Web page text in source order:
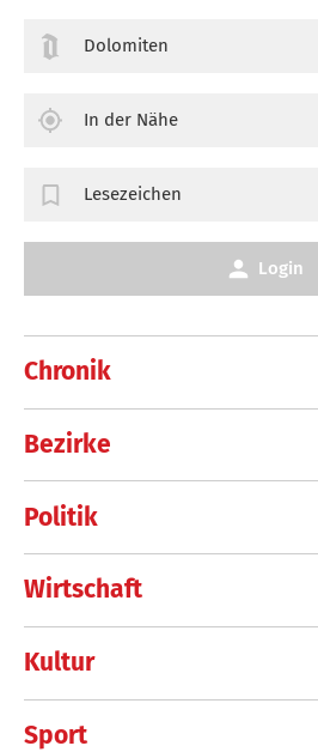
Chronik
Bezirke
Politik
Wirtschaft
Kultur
Sport
Dolomiten
In der Nähe
Lesezeichen
Login